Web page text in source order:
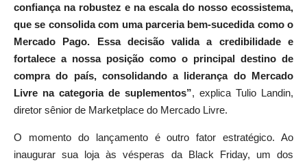
confiança na robustez e na escala do nosso ecossistema,
que se consolida com uma parceria bem-sucedida como o
Mercado Pago. Essa decisão valida a credibilidade e
fortalece a nossa posição como o principal destino de
compra do país, consolidando a liderança do Mercado
Livre na categoria de suplementos”, explica Tulio Landin,
diretor sênior de Marketplace do Mercado Livre.
O momento do lançamento é outro fator estratégico. Ao
inaugurar sua loja às vésperas da Black Friday, um dos